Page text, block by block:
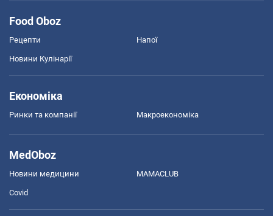
Food Oboz
Рецепти Напої
Новини Кулінарії
Економіка
Ринки та компанії Макроекономіка
MedOboz
Новини медицини MAMACLUB
Covid